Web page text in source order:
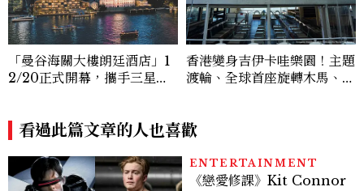
「曼谷海關大樓朗廷酒店」1
2/20正式開幕，攜手三星唐
香港變身吉伊卡哇樂園！主題
渡輪、全球首座旋轉木馬、限
看過此篇文章的人也喜歡
ENTERTAINMENT
《戀愛修課》Kit Connor